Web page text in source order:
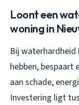
Loont een
woning in
Bij waterhardheid
hebben, bespaart
aan schade,
Investering ligt